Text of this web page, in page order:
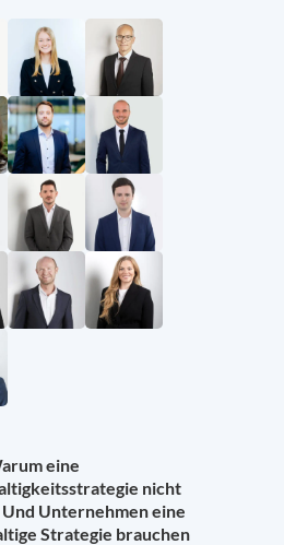
eine
nicht
Unternehmen eine
Strategie brauchen